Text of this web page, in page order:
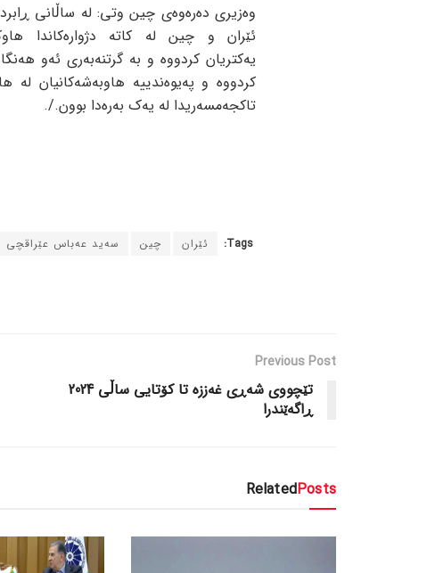
وەزیری دەرەوەی چین وتی: لە ساڵانی
ئێران و چین لە کاتە دژوارەکاندا
یەکتریان کردووە و بە گرتنەبەری ئەو
کردووە و پەیوەندییە هاوبەشەکانیان لە
تاکجەمسەریدا لە یەک بەرەدا بوون./.
Tags: ئێران چین سەید عەباس عێراقچی
Previous Post
تێچووی شەڕی غەززە تا کۆتایی ساڵی 2024
ڕاگەێندرا
RelatedPosts